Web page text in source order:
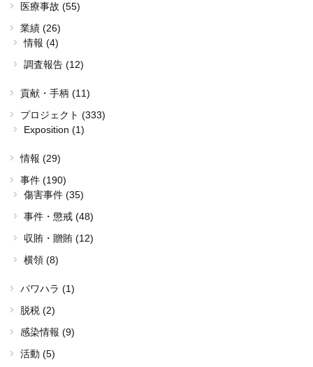
医療事故 (55)
業績 (26)
情報 (4)
調査報告 (12)
貢献・手柄 (11)
プロジェクト (333)
Exposition (1)
情報 (29)
事件 (190)
傷害事件 (35)
事件・懲戒 (48)
収賄・贈賄 (12)
横領 (8)
パワハラ (1)
脱税 (2)
感染情報 (9)
活動 (5)